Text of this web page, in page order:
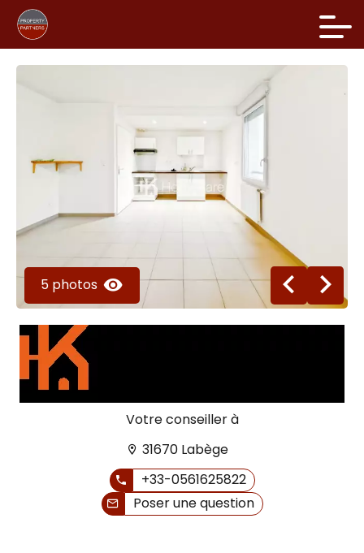
5 photos
Votre conseiller à
31670 Labège
+33-0561625822
Poser une question